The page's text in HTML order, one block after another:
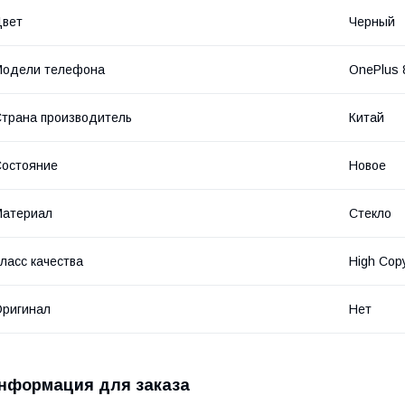
Черный
телефона OnePlus
производитель Китай
Новое
Стекло
качества High
Нет
для заказа